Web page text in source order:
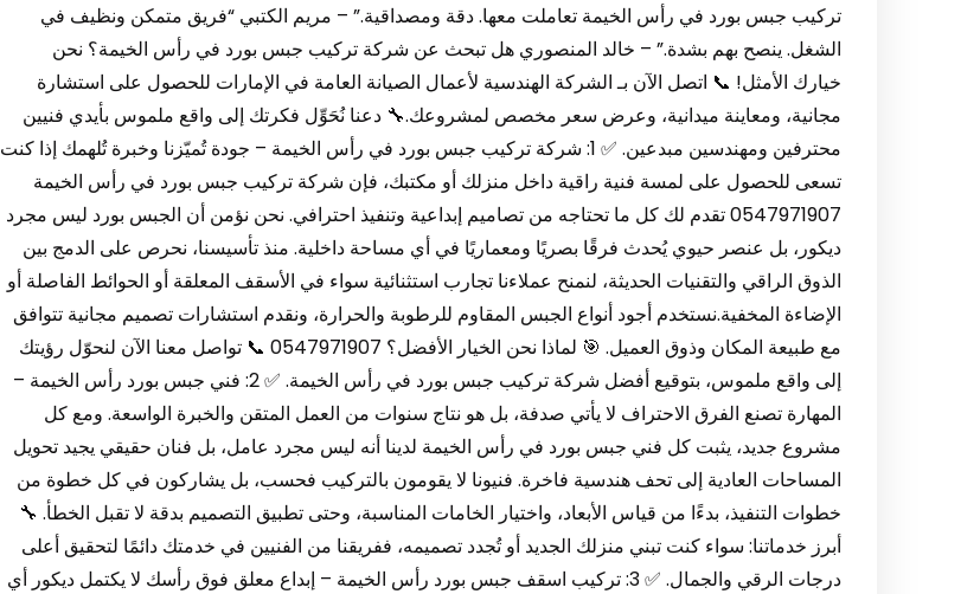
تركيب جبس بورد في رأس الخيمة تعاملت معها. دقة ومصداقية.” – مريم الكتبي “فريق متمكن ونظيف في
الشغل. ينصح بهم بشدة.” – خالد المنصوري هل تبحث عن شركة تركيب جبس بورد في رأس الخيمة؟ نحن
خيارك الأمثل! 📞 اتصل الآن بـ الشركة الهندسية لأعمال الصيانة العامة في الإمارات للحصول على استشارة
مجانية، ومعاينة ميدانية، وعرض سعر مخصص لمشروعك.🔧 دعنا نُحَوِّل فكرتك إلى واقع ملموس بأيدي فنيين
محترفين ومهندسين مبدعين. ✅ 1: شركة تركيب جبس بورد في رأس الخيمة – جودة تُميّزنا وخبرة تُلهمك إذا كنت
تسعى للحصول على لمسة فنية راقية داخل منزلك أو مكتبك، فإن شركة تركيب جبس بورد في رأس الخيمة
0547971907 تقدم لك كل ما تحتاجه من تصاميم إبداعية وتنفيذ احترافي. نحن نؤمن أن الجبس بورد ليس مجرد
ديكور، بل عنصر حيوي يُحدث فرقًا بصريًا ومعماريًا في أي مساحة داخلية. منذ تأسيسنا، نحرص على الدمج بين
الذوق الراقي والتقنيات الحديثة، لنمنح عملاءنا تجارب استثنائية سواء في الأسقف المعلقة أو الحوائط الفاصلة أو
الإضاءة المخفية.نستخدم أجود أنواع الجبس المقاوم للرطوبة والحرارة، ونقدم استشارات تصميم مجانية تتوافق
مع طبيعة المكان وذوق العميل. 🎯 لماذا نحن الخيار الأفضل؟ 0547971907 📞 تواصل معنا الآن لنحوّل رؤيتك
إلى واقع ملموس، بتوقيع أفضل شركة تركيب جبس بورد في رأس الخيمة. ✅ 2: فني جبس بورد رأس الخيمة –
المهارة تصنع الفرق الاحتراف لا يأتي صدفة، بل هو نتاج سنوات من العمل المتقن والخبرة الواسعة. ومع كل
مشروع جديد، يثبت كل فني جبس بورد في رأس الخيمة لدينا أنه ليس مجرد عامل، بل فنان حقيقي يجيد تحويل
المساحات العادية إلى تحف هندسية فاخرة. فنيونا لا يقومون بالتركيب فحسب، بل يشاركون في كل خطوة من
خطوات التنفيذ، بدءًا من قياس الأبعاد، واختيار الخامات المناسبة، وحتى تطبيق التصميم بدقة لا تقبل الخطأ. 🔧
أبرز خدماتنا: سواء كنت تبني منزلك الجديد أو تُجدد تصميمه، ففريقنا من الفنيين في خدمتك دائمًا لتحقيق أعلى
درجات الرقي والجمال. ✅ 3: تركيب اسقف جبس بورد رأس الخيمة – إبداع معلق فوق رأسك لا يكتمل ديكور أي